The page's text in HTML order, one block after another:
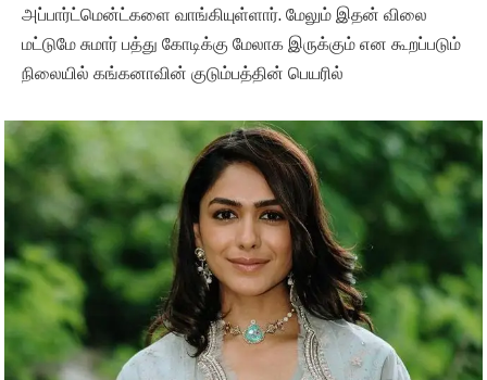
அப்பார்ட்மென்ட்களை வாங்கியுள்ளார். மேலும் இதன் விலை
மட்டுமே சுமார் பத்து கோடிக்கு மேலாக இருக்கும் என கூறப்படும்
நிலையில் கங்கனாவின் குடும்பத்தின் பெயரில்